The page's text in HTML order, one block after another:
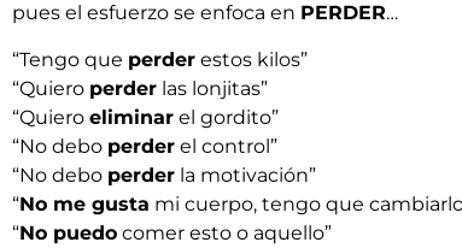
pues el esfuerzo se enfoca en PERDER…
“Tengo que perder estos kilos”
“Quiero perder las lonjitas”
“Quiero eliminar el gordito”
“No debo perder el control”
“No debo perder la motivación”
“No me gusta mi cuerpo, tengo que
“No puedo comer esto o aquello”